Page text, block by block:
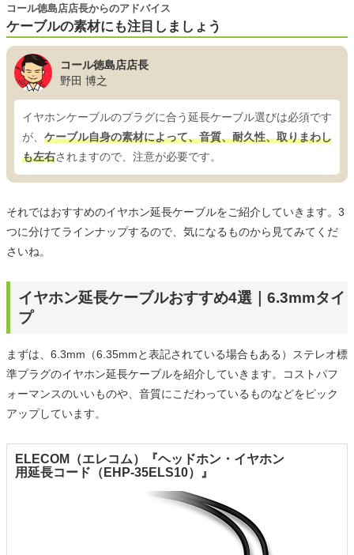
ケーブルの素材にも注目しましょう
コール徳島店店長からのアドバイス
コール徳島店店長
野田 博之
イヤホンケーブルのプラグに合う延長ケーブル選びは必須です
が、 ケーブル自身の素材によって、音質、耐久性、取りまわし
も左右されますので、注意が必要です。
それではおすすめのイヤホン延長ケーブルをご紹介していきます。3
つに分けてラインナップするので、気になるものから見てみてくだ
さいね。
イヤホン延長ケーブルおすすめ4選｜6.3mmタイ
プ
まずは、6.3mm（6.35mmと表記されている場合もある）ステレオ標
準プラグのイヤホン延長ケーブルを紹介していきます。コストパフ
ォーマンスのいいものや、音質にこだわっているものなどをピック
アップしています。
ELECOM（エレコム）『ヘッドホン・イヤホン
用延長コード（EHP-35ELS10）』